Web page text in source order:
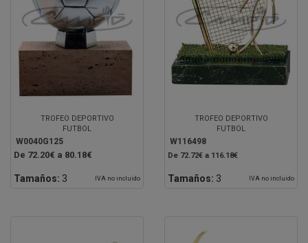
TROFEO DEPORTIVO
FUTBOL
W0040G125
De 72.20€ a 80.18€
Tamaños: 3 IVA no incluido
TROFEO DEPORTIVO
FUTBOL
W116498
De 72.72€ a 116.18€
Tamaños: 3 IVA no incluido